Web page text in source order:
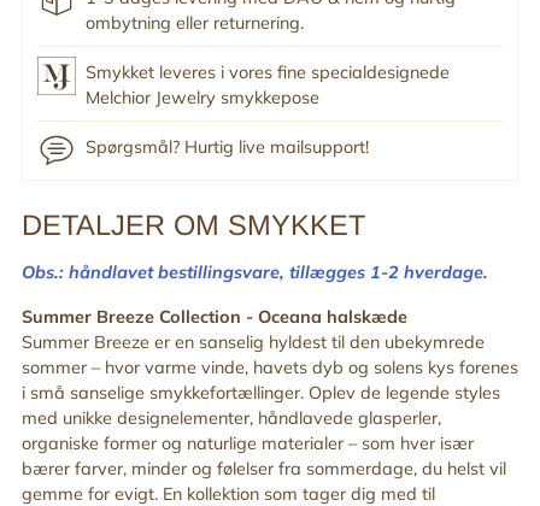
ombytning eller returnering.
Smykket leveres i vores fine specialdesignede
Melchior Jewelry smykkepose
Spørgsmål? Hurtig live mailsupport!
Tilføj
til
din
indkøbskurv
DETALJER OM SMYKKET
Obs.: håndlavet bestillingsvare, tillægges 1-2 hverdage.
Summer Breeze Collection - Oceana halskæde
Summer Breeze er en sanselig hyldest til den ubekymrede
sommer – hvor varme vinde, havets dyb og solens kys forenes
i små sanselige smykkefortællinger. Oplev de legende styles
med unikke designelementer, håndlavede glasperler,
organiske former og naturlige materialer – som hver især
bærer farver, minder og følelser fra sommerdage, du helst vil
gemme for evigt. En kollektion som tager dig med til